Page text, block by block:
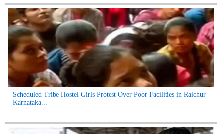
Scheduled Tribe Hostel Girls Protest Over Poor Facilities in Raichur
Karnataka...